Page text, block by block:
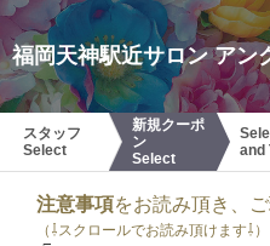
福岡天神駅近サロン アン
スタッフ
Select
新規クーポ
ン
Select
and
注意事項をお読み頂き、
（⇩スクロールでお読み頂けます⇩）